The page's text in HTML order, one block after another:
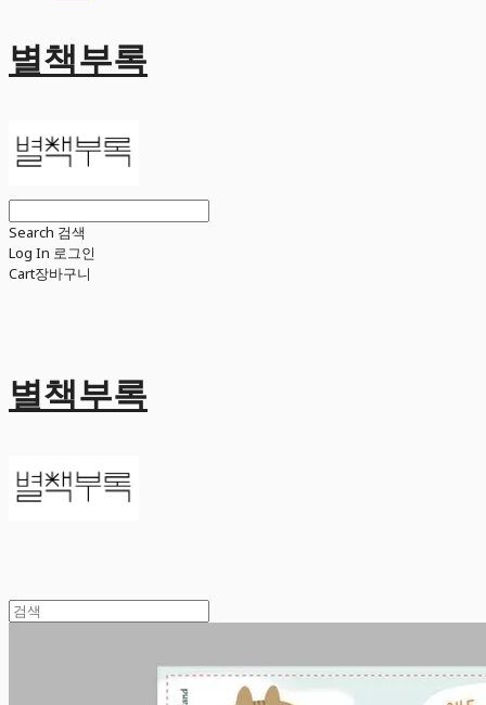
별책부록
Search 검색
Log In 로그인
Cart장바구니
별책부록